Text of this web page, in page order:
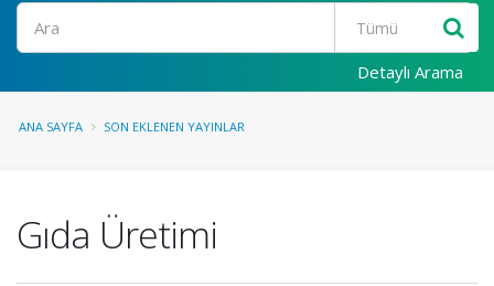
Ara
Detaylı Arama
ANA SAYFA SON EKLENEN YAYINLAR
Gıda Üretimi